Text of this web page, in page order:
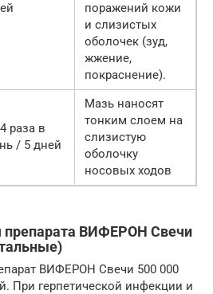
поражений кожи
и слизистых
оболочек (зуд,
жжение,
покраснение).
разa в
/ 5 дней
Мазь наносят
тонким слоем на
слизистую
оболочку
носовых ходов
препарата ВИФЕРОН Свечи
ВИФЕРОН Свечи 500 000
При герпетической инфекции и